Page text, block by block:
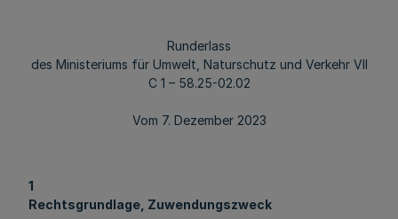
Runderlass
des Ministeriums für Umwelt, Naturschutz und Verkehr VII
C 1 – 58.25-02.02
Vom 7. Dezember 2023
1
Rechtsgrundlage, Zuwendungszweck